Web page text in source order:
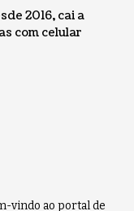
2016, cai a
com celular
vindo ao portal de